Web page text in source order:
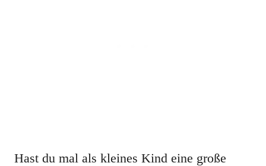
Hast du mal als kleines Kind eine große